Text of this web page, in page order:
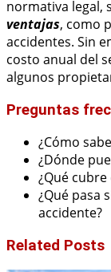
normativa legal,
ventajas, como
accidentes. Sin
costo anual del
algunos
Preguntas
¿Cómo
¿Dónde
¿Qué cubre
¿Qué pasa
accidente?
Related Posts